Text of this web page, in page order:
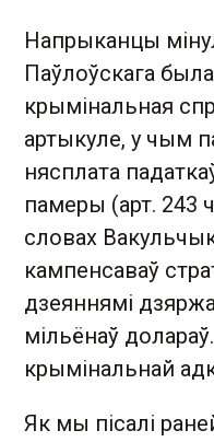
Напрыканцы
Паўлоўскага
крымінальная
артыкуле, у чым
нясплата
памеры (арт. 243
словах
кампенсаваў
дзеяннямі
мільёнаў
крымінальнай
Як мы пісалі